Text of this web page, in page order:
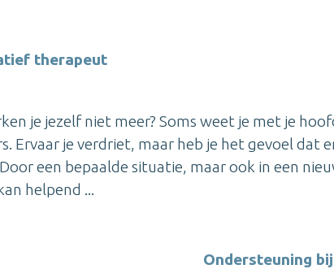
therapeut
je jezelf niet meer? Soms weet je met je
Ervaar je verdriet, maar heb je het gevoel dat
een bepaalde situatie, maar ook in een
helpend ...
Ondersteuning bij